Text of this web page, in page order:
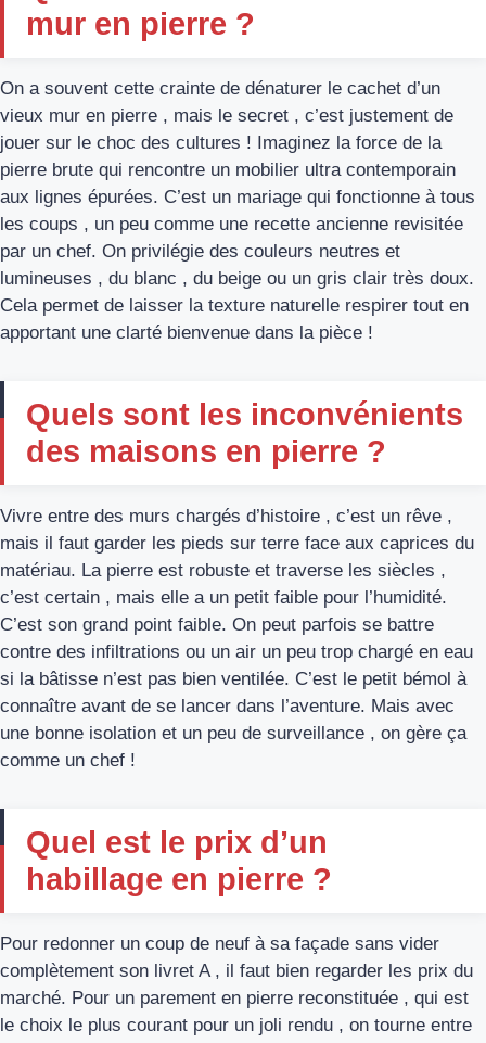
mur en pierre ?
On a souvent cette crainte de dénaturer le cachet d’un
vieux mur en pierre , mais le secret , c’est justement de
jouer sur le choc des cultures ! Imaginez la force de la
pierre brute qui rencontre un mobilier ultra contemporain
aux lignes épurées. C’est un mariage qui fonctionne à tous
les coups , un peu comme une recette ancienne revisitée
par un chef. On privilégie des couleurs neutres et
lumineuses , du blanc , du beige ou un gris clair très doux.
Cela permet de laisser la texture naturelle respirer tout en
apportant une clarté bienvenue dans la pièce !
Quels sont les inconvénients
des maisons en pierre ?
Vivre entre des murs chargés d’histoire , c’est un rêve ,
mais il faut garder les pieds sur terre face aux caprices du
matériau. La pierre est robuste et traverse les siècles ,
c’est certain , mais elle a un petit faible pour l’humidité.
C’est son grand point faible. On peut parfois se battre
contre des infiltrations ou un air un peu trop chargé en eau
si la bâtisse n’est pas bien ventilée. C’est le petit bémol à
connaître avant de se lancer dans l’aventure. Mais avec
une bonne isolation et un peu de surveillance , on gère ça
comme un chef !
Quel est le prix d’un
habillage en pierre ?
Pour redonner un coup de neuf à sa façade sans vider
complètement son livret A , il faut bien regarder les prix du
marché. Pour un parement en pierre reconstituée , qui est
le choix le plus courant pour un joli rendu , on tourne entre